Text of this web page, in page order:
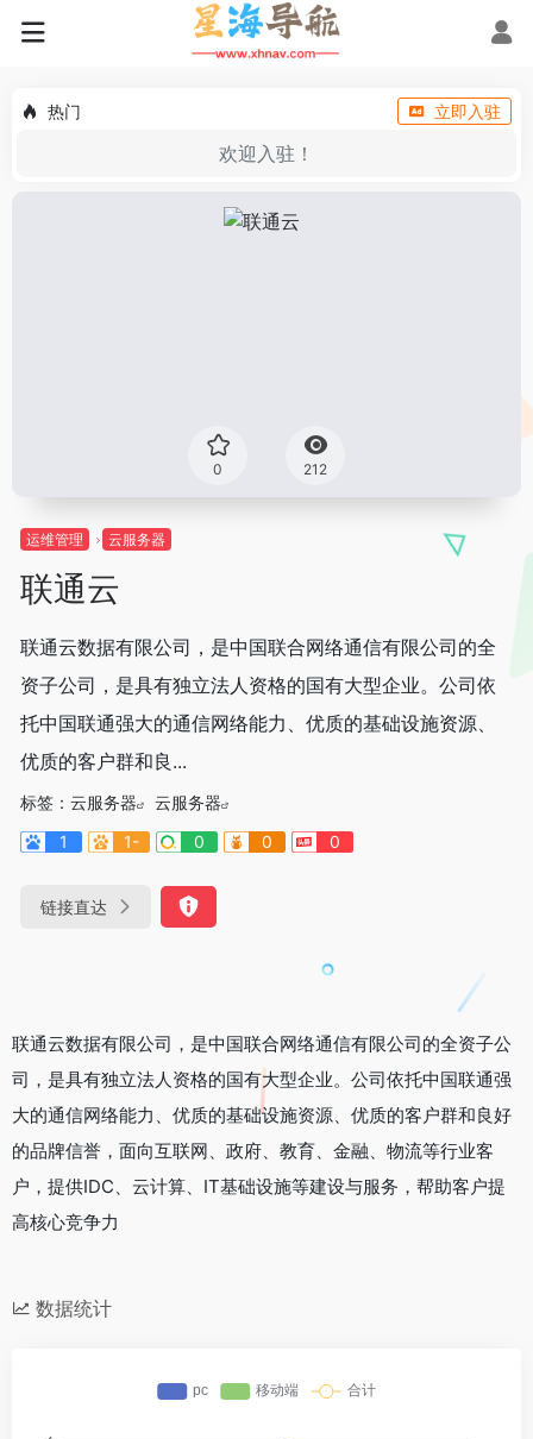
热门 立即入驻
欢迎入驻！
0 212
运维管理 云服务器
联通云
联通云数据有限公司，是中国联合网络通信有限公司的全
资子公司，是具有独立法人资格的国有大型企业。公司依
托中国联通强大的通信网络能力、优质的基础设施资源、
优质的客户群和良...
标签： 云服务器
云服务器
1
1- 0 0 0
链接直达
联通云数据有限公司，是中国联合网络通信有限公司的全资子公
司，是具有独立法人资格的国有大型企业。公司依托中国联通强
大的通信网络能力、优质的基础设施资源、优质的客户群和良好
的品牌信誉，面向互联网、政府、教育、金融、物流等行业客
户，提供IDC、云计算、IT基础设施等建设与服务，帮助客户提
高核心竞争力
数据统计